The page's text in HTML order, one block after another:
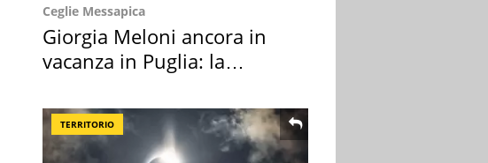
Ceglie Messapica
Giorgia Meloni ancora in
vacanza in Puglia: la
TERRITORIO